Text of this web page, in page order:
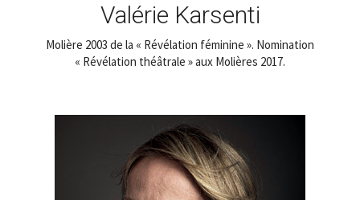
Valérie Karsenti
Molière 2003 de la « Révélation féminine ». Nomination
« Révélation théâtrale » aux Molières 2017.